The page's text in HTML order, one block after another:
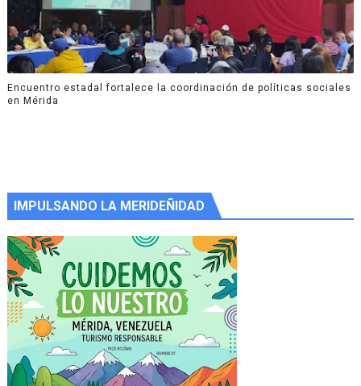
Encuentro estadal fortalece la coordinación de políticas sociales
en Mérida
IMPULSANDO LA MERIDEÑIDAD